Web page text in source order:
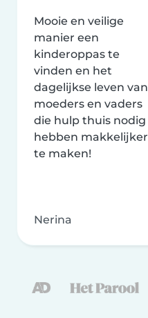
Mooie en veilige
manier een
kinderoppas te
vinden en het
dagelijkse leven van
moeders en vaders
die hulp thuis nodig
hebben makkelijker
te maken!
Nerina